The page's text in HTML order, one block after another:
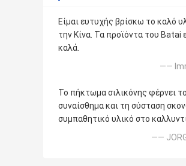
Είμαι ευτυχής βρίσκω το καλό
την Κίνα. Τα προϊόντα του Batai
καλά.
——
Το πήκτωμα σιλικόνης φέρνει
συναίσθημα και τη σύσταση
συμπαθητικό υλικό στο
——